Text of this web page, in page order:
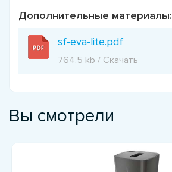
Дополнительные материалы:
sf-eva-lite.pdf
764.5 kb / Скачать
Вы смотрели